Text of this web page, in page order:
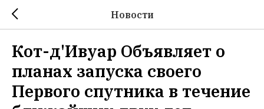
Новости
Кот-д'Ивуар Объявляет о
планах запуска своего
Первого спутника в течение